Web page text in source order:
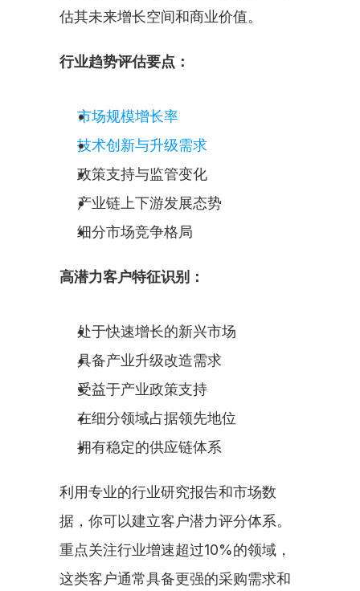
估其未来增长空间和商业价值。
行业趋势评估要点：
市场规模增长率
技术创新与升级需求
政策支持与监管变化
产业链上下游发展态势
细分市场竞争格局
高潜力客户特征识别：
处于快速增长的新兴市场
具备产业升级改造需求
受益于产业政策支持
在细分领域占据领先地位
拥有稳定的供应链体系
利用专业的行业研究报告和市场数
据，你可以建立客户潜力评分体系。
重点关注行业增速超过10%的领域，
这类客户通常具备更强的采购需求和